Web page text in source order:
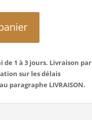
1 à 3 jours. Livraison par
sur les délais
paragraphe LIVRAISON.